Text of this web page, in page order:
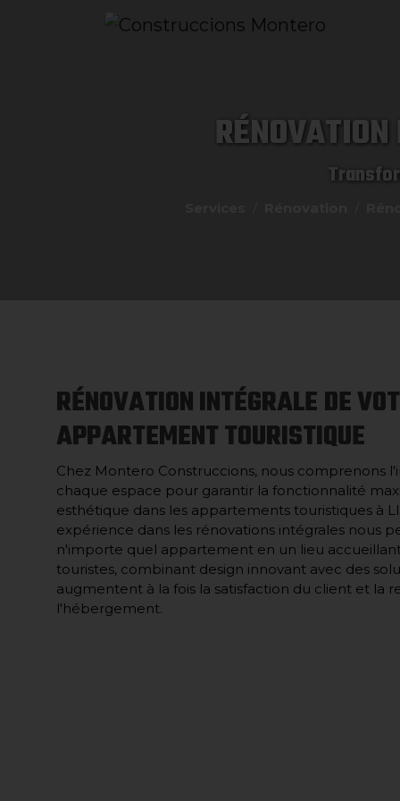
RÉNOVATION INTÉGRALE DE
APPARTEMENT TOURISTIQUE
Chez Montero Construccions, nous comprenons
chaque espace pour garantir la fonctionnalité
esthétique dans les appartements touristiques à
expérience dans les rénovations intégrales nous
n'importe quel appartement en un lieu
touristes, combinant design innovant avec des
augmentent à la fois la satisfaction du client et la
l'hébergement.